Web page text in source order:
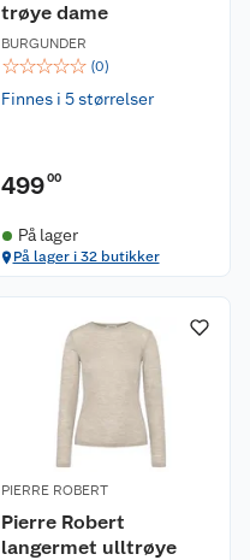
trøye dame
BURGUNDER
☆☆☆☆☆ (0)
Finnes i 5 størrelser
49900
På lager
På lager i 32 butikker
PIERRE ROBERT
Pierre Robert
langermet ulltrøye